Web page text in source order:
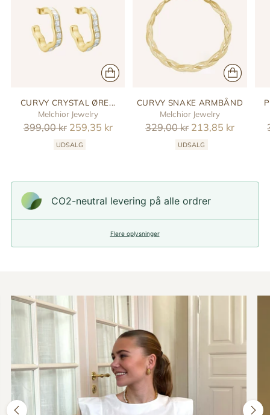
CURVY CRYSTAL ØRE...
Melchior Jewelry
Reguler
399,00 kr 259,35 kr
UDSALG
CURVY SNAKE ARMBÅND
Melchior Jewelry
Reguler
329,00 kr 213,85 kr
UDSALG
CO2-neutral levering på alle ordrer
Flere oplysninger